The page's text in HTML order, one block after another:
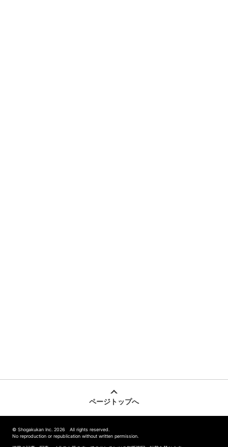
ページトップへ
© Shogakukan Inc. 2026 All rights reserved.
No reproduction or republication without written permission.